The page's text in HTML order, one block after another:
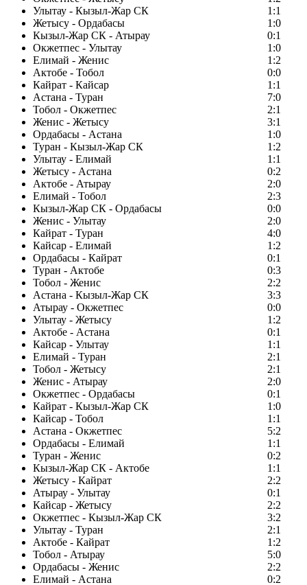
Улытау - Кызыл-Жар СК
1:1
Жетысу - Ордабасы
1:0
Кызыл-Жар СК - Атырау
0:1
Окжетпес - Улытау
1:0
Елимай - Женис
1:2
Актобе - Тобол
0:0
Кайрат - Кайсар
1:1
Астана - Туран
7:0
Тобол - Окжетпес
2:1
Женис - Жетысу
3:1
Ордабасы - Астана
1:0
Туран - Кызыл-Жар СК
1:2
Улытау - Елимай
1:1
Жетысу - Астана
0:2
Актобе - Атырау
2:0
Елимай - Тобол
2:3
Кызыл-Жар СК - Ордабасы
0:0
Женис - Улытау
2:0
Кайрат - Туран
4:0
Кайсар - Елимай
1:2
Ордабасы - Кайрат
0:1
Туран - Актобе
0:3
Тобол - Женис
2:2
Астана - Кызыл-Жар СК
3:3
Атырау - Окжетпес
0:0
Улытау - Жетысу
1:2
Актобе - Астана
0:1
Кайсар - Улытау
1:1
Елимай - Туран
2:1
Тобол - Жетысу
2:1
Женис - Атырау
2:0
Окжетпес - Ордабасы
0:1
Кайрат - Кызыл-Жар СК
1:0
Кайсар - Тобол
1:1
Астана - Окжетпес
5:2
Ордабасы - Елимай
1:1
Туран - Женис
0:2
Кызыл-Жар СК - Актобе
1:1
Жетысу - Кайрат
2:2
Атырау - Улытау
0:1
Кайсар - Жетысу
2:2
Окжетпес - Кызыл-Жар СК
3:2
Улытау - Туран
2:1
Актобе - Кайрат
1:2
Тобол - Атырау
5:0
Ордабасы - Женис
2:2
Елимай - Астана
0:2